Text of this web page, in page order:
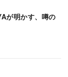
が明かす、噂の